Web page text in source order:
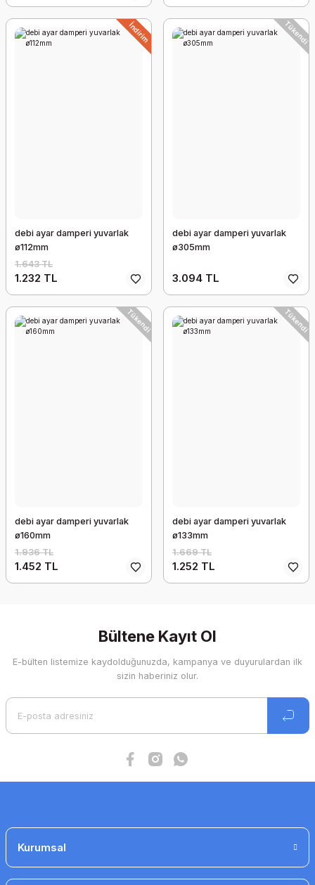
İndirim
debi ayar damperi yuvarlak
ø112mm
1.643 TL
1.232 TL
Tükendi
debi ayar damperi yuvarlak
ø305mm
3.094 TL
Tükendi
debi ayar damperi yuvarlak
ø160mm
1.936 TL
1.452 TL
Tükendi
debi ayar damperi yuvarlak
ø133mm
1.669 TL
1.252 TL
Bültene Kayıt Ol
E-bülten listemize kaydolduğunuzda, kampanya ve duyurulardan ilk
sizin haberiniz olur.
Kurumsal